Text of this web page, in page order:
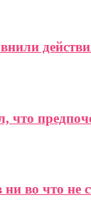
что
во что не